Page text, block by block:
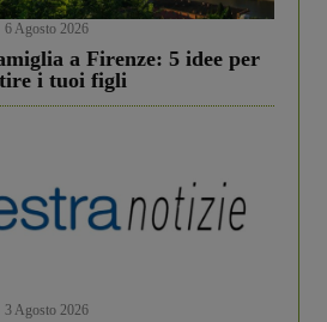
6 Agosto 2026
a Firenze: 5 idee per
i tuoi figli
3 Agosto 2026